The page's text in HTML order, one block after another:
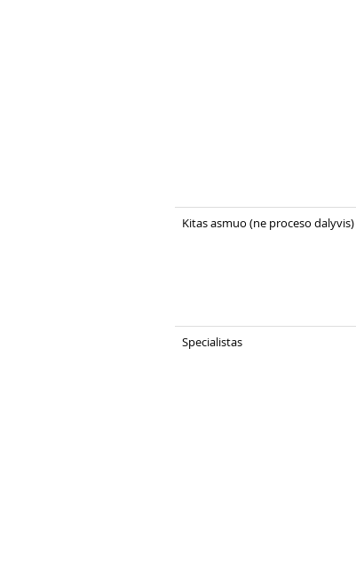
Kitas asmuo (ne proceso dalyvis)
Specialistas